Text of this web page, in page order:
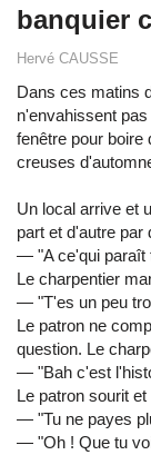
banquier
Hervé CAUSSE
Dans ces matins
n'envahissent
fenêtre pour
creuses
Un local arrive et
part et d'autre par
— "A ce'qui paraît
Le charpentier
— "T'es un peu
Le patron ne
question. Le
— "Bah c'est
Le patron sourit et
— "Tu ne payes
— "Oh ! Que tu